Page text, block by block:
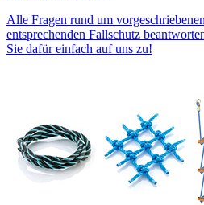
Alle Fragen rund um
entsprechenden Fallschutz
Sie dafür einfach auf uns zu!